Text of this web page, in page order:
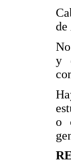
de
y
o